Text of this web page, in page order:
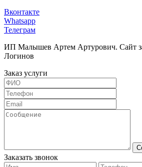
Вконтакте
Whatsapp
Телеграм
ИП Малышев Артем Артурович. Сайт
Логинов
Заказ услуги
Заказать звонок